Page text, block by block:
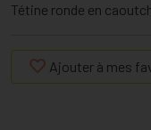
Tétine ronde en
Ajouter à mes